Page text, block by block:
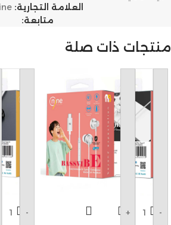
العلامة التجارية:
متابعة:
منتجات ذات صلة
-
+
-